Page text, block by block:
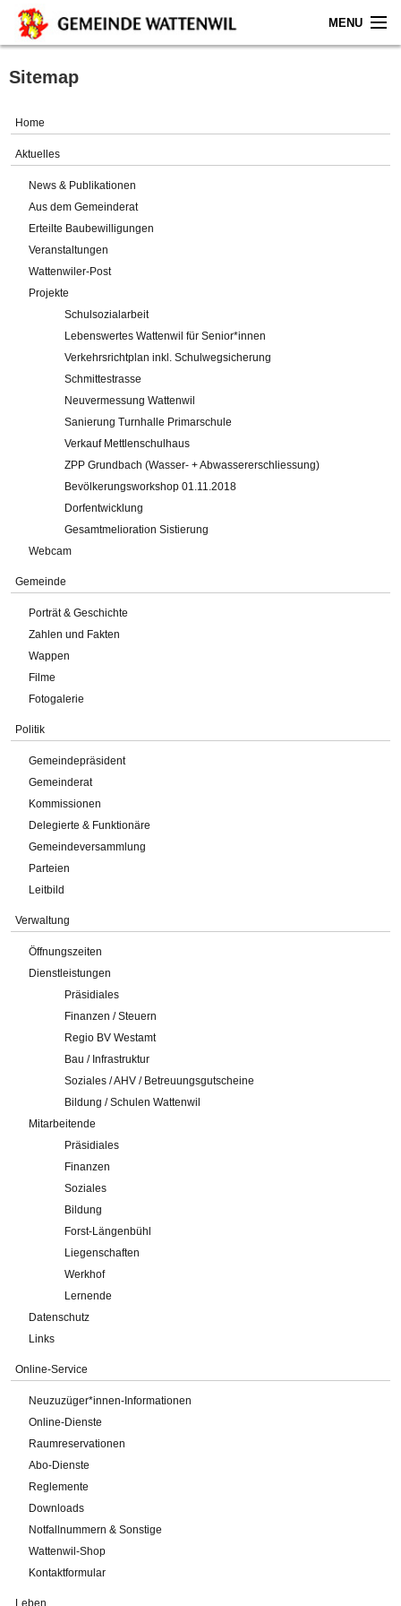
MENU
Home
Gemeinde
Verwaltung
Online-Service
Impressum
Sitemap
Home
Aktuelles
News & Publikationen
Aus dem Gemeinderat
Erteilte Baubewilligungen
Veranstaltungen
Wattenwiler-Post
Projekte
Schulsozialarbeit
Lebenswertes Wattenwil für Senior*innen
Verkehrsrichtplan inkl. Schulwegsicherung
Schmittestrasse
Neuvermessung Wattenwil
Sanierung Turnhalle Primarschule
Verkauf Mettlenschulhaus
ZPP Grundbach (Wasser- + Abwassererschliessung)
Bevölkerungsworkshop 01.11.2018
Dorfentwicklung
Gesamtmelioration Sistierung
Webcam
Gemeinde
Porträt & Geschichte
Zahlen und Fakten
Wappen
Filme
Fotogalerie
Politik
Gemeindepräsident
Gemeinderat
Kommissionen
Delegierte & Funktionäre
Gemeindeversammlung
Parteien
Leitbild
Verwaltung
Öffnungszeiten
Dienstleistungen
Präsidiales
Finanzen / Steuern
Regio BV Westamt
Bau / Infrastruktur
Soziales / AHV / Betreuungsgutscheine
Bildung / Schulen Wattenwil
Mitarbeitende
Präsidiales
Finanzen
Soziales
Bildung
Forst-Längenbühl
Liegenschaften
Werkhof
Lernende
Datenschutz
Links
Online-Service
Neuzuzüger*innen-Informationen
Online-Dienste
Raumreservationen
Abo-Dienste
Reglemente
Downloads
Notfallnummern & Sonstige
Wattenwil-Shop
Kontaktformular
Leben